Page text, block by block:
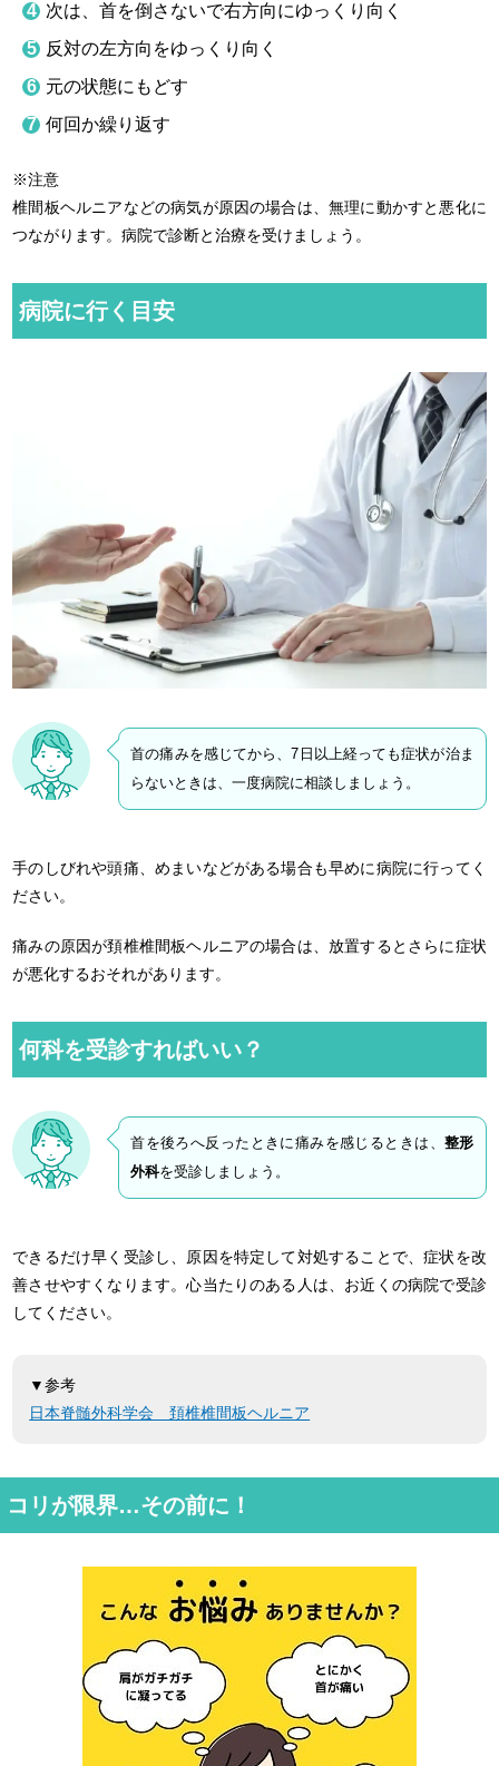
次は、首を倒さないで右方向にゆっくり向く
反対の左方向をゆっくり向く
元の状態にもどす
何回か繰り返す
※注意
椎間板ヘルニアなどの病気が原因の場合は、無理に動かすと悪化に
つながります。病院で診断と治療を受けましょう。
病院に行く目安
首の痛みを感じてから、7日以上経っても症状が治ま
らないときは、一度病院に相談しましょう。
手のしびれや頭痛、めまいなどがある場合も早めに病院に行ってく
ださい。
痛みの原因が頚椎椎間板ヘルニアの場合は、放置するとさらに症状
が悪化するおそれがあります。
何科を受診すればいい？
首を後ろへ反ったときに痛みを感じるときは、 整形
外科を受診しましょう。
できるだけ早く受診し、原因を特定して対処することで、症状を改
善させやすくなります。心当たりのある人は、お近くの病院で受診
してください。
▼参考
日本脊髄外科学会 頚椎椎間板ヘルニア
コリが限界…その前に！